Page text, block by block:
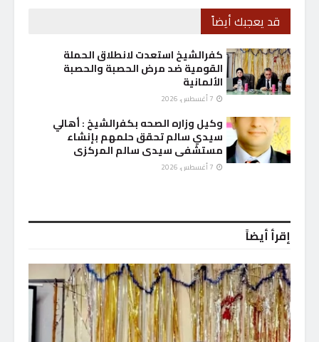
قد يعجبك أيضاً
كفرالشيخ استعدت لانطلاق الحملة
القومية ضد مرض الحصبة والحصبة
الألمانية
وكيل وزاره الصحه بكفرالشيخ : أهالي
سيدي سالم تحقق حلمهم بإنشاء
مستشفى سيدى سالم المركزى
إقرأ أيضاً